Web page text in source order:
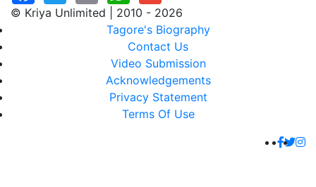
© Kriya Unlimited | 2010 - 2026
Tagore's Biography
Contact Us
Video Submission
Acknowledgements
Privacy Statement
Terms Of Use